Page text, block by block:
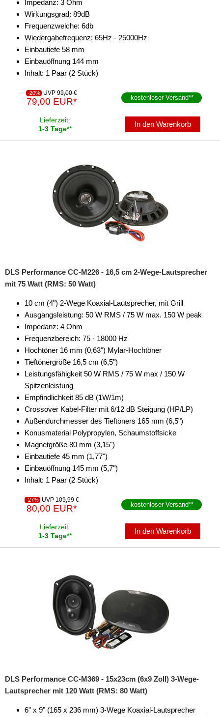
Impedanz: 3 Ohm
Wirkungsgrad: 89dB
Frequenzweiche: 6db
Wiedergabefrequenz: 65Hz - 25000Hz
Einbautiefe 58 mm
Einbauöffnung 144 mm
Inhalt: 1 Paar (2 Stück)
-20% UVP 99,00 €
79,00 EUR* kostenloser Versand**
Lieferzeit:
1-3 Tage**
In den Warenkorb
DLS Performance CC-M226 - 16,5 cm 2-Wege-Lautsprecher
mit 75 Watt (RMS: 50 Watt)
10 cm (4") 2-Wege Koaxial-Lautsprecher, mit Grill
Ausgangsleistung: 50 W RMS / 75 W max. 150 W peak
Impedanz: 4 Ohm
Frequenzbereich: 75 - 18000 Hz
Hochtöner 16 mm (0,63") Mylar-Hochtöner
Tieftönergröße 16,5 cm (6,5")
Leistungsfähigkeit 50 W RMS / 75 W max / 150 W
Spitzenleistung
Empfindlichkeit 85 dB (1W/1m)
Crossover Kabel-Filter mit 6/12 dB Steigung (HP/LP)
Außendurchmesser des Tieftöners 165 mm (6,5")
Konusmaterial Polypropylen, Schaumstoffsicke
Magnetgröße 80 mm (3,15")
Einbautiefe 45 mm (1,77")
Einbauöffnung 145 mm (5,7")
Inhalt: 1 Paar (2 Stück)
-27% UVP 109,99 €
80,00 EUR* kostenloser Versand**
Lieferzeit:
1-3 Tage**
In den Warenkorb
DLS Performance CC-M369 - 15x23cm (6x9 Zoll) 3-Wege-
Lautsprecher mit 120 Watt (RMS: 80 Watt)
6" x 9" (165 x 236 mm) 3-Wege Koaxial-Lautsprecher